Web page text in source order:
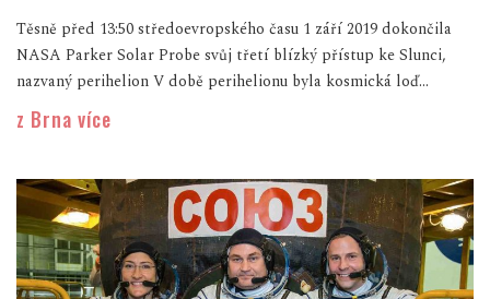
Těsně před 13:50 středoevropského času 1 září 2019 dokončila
NASA Parker Solar Probe svůj třetí blízký přístup ke Slunci,
nazvaný perihelion V době perihelionu byla kosmická loď...
z Brna více